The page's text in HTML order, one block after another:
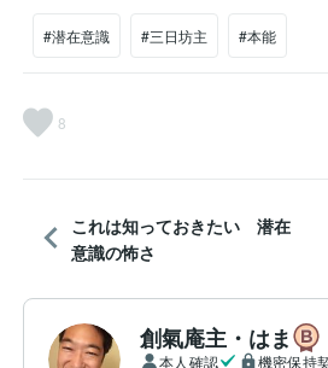
#潜在意識 #三日坊主 #本能
8
これは知っておきたい 潜在
意識の怖さ
創氣庵主・はま
本人確認 機密保持